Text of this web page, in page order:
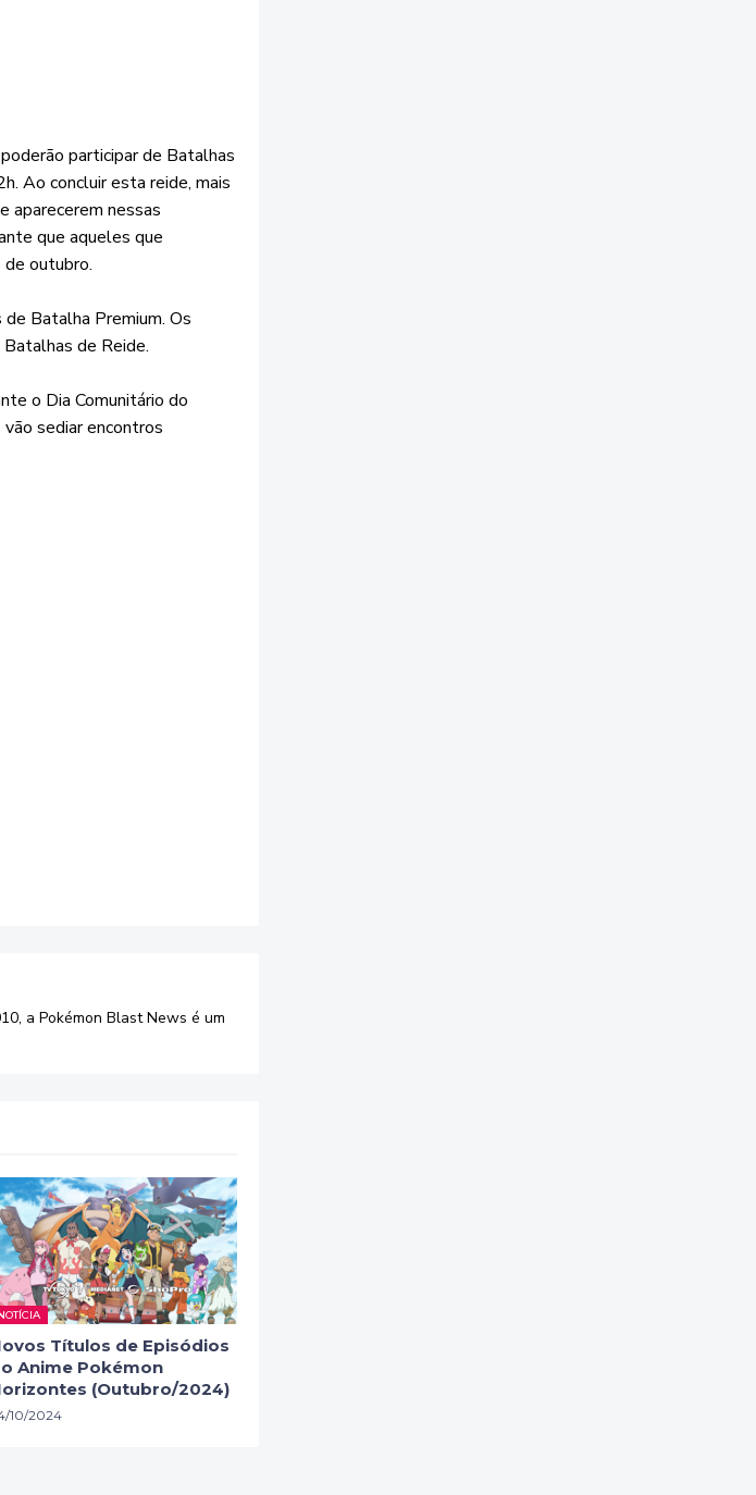
participar de Batalhas
Ao concluir esta reide, mais
aparecerem nessas
que aqueles que
outubro.
Batalha Premium. Os
de Reide.
o Dia Comunitário do
sediar encontros
a Pokémon Blast News é um
Títulos de Episódios
Anime Pokémon
(Outubro/2024)
10/2024